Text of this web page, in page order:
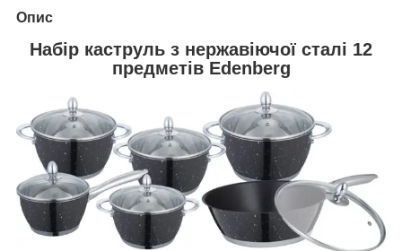
Опис
Набір каструль з нержавіючої сталі 12
предметів Edenberg